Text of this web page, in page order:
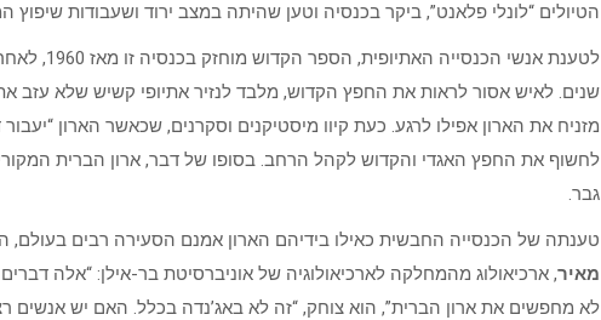
הטיולים “לונלי פלאנט”, ביקר בכנסיה וטען שהיתה במצב ירוד ושעבודות שיפוץ
לטענת אנשי
שנים. לאיש אסור לראות את החפץ הקדוש, מלבד לנזיר אתיופי קשיש שלא עזב
מזניח את הארון אפילו לרגע. כעת קיוו מיסטיקנים וסקרנים, שכאשר הארון “יעבור
לחשוף את החפץ האגדי והקדוש לקהל הרחב. בסופו של דבר, ארון הברית
גבר.
טענתה של הכנסייה החבשית כאילו בידיהם הארון אמנם הסעירה רבים בעולם,
מאיר, ארכיאולוג מהמחלקה לארכיאולוגיה של אוניברסיטת בר-אילן: “אלה
לא מחפשים את ארון הברית”, הוא צוחק, “זה לא באג’נדה בכלל. האם יש אנשים